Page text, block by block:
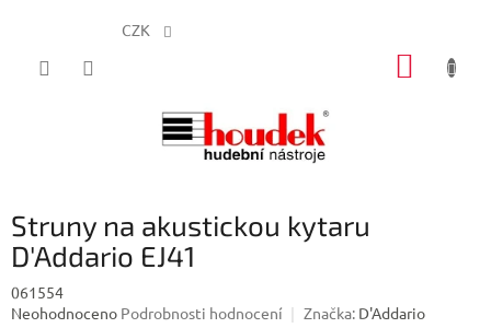
CZK
Struny na akustickou kytaru
D'Addario EJ41
061554
Průměrné
Neohodnoceno Podrobnosti hodnocení Značka: D'Addario